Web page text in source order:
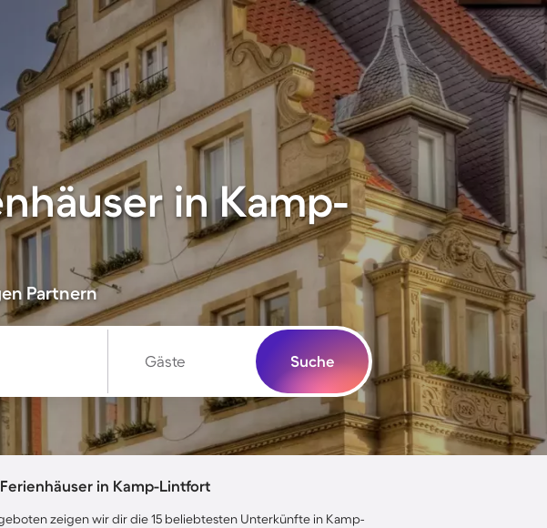
in Kamp-
Partnern
Gäste Suche
in Kamp-Lintfort
zeigen wir dir die 15 beliebtesten Unterkünfte in Kamp-